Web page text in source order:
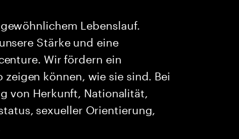
Lebenslauf.
Stärke und eine
Wir fördern ein
können, wie sie sind. Bei
von Herkunft, Nationalität,
sexueller Orientierung,